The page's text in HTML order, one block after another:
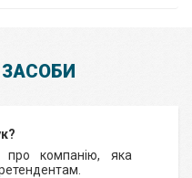
ЗАСОБИ
про компанію, яка